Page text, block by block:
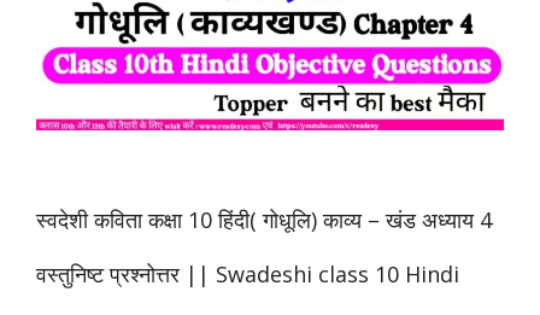
स्वदेशी कविता कक्षा 10 हिंदी( गोधूलि) काव्य – खंड अध्याय 4
वस्तुनिष्ट प्रश्नोत्तर || Swadeshi class 10 Hindi